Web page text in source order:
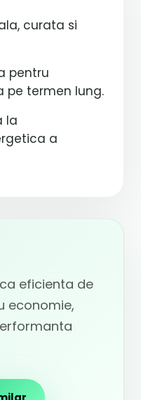
curata si
pentru
pe termen lung.
la
a
eficienta de
economie,